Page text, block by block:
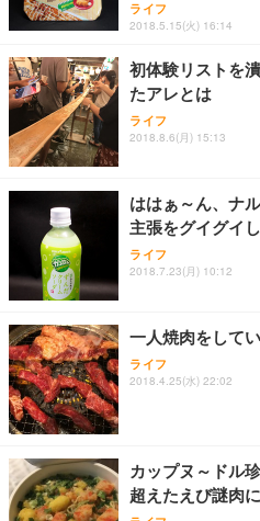
能 人間工学 椅子 腰
レスト 3Dヘッドレ
務用 おしゃれ パソ
Sezlife オフィスチ
ワーク チェア 強化
能 人間工学 椅子 腰
務用 おしゃれ パソ
ANDWINT オフィ
ッシュ 通気性 ラン
ス圧無段階昇降 360
￥49,979
【整備済み品】Dell
ー フルHD（
ort/VGA スピーカー
【MiniLED/
HOOTER Gaming
グモニター QD 24.5
￥1,800
Smart Basic(スマ
限定】 Smart Basic
超厚型 お徳用 ワイ
アイリスオーヤマ
ュラー 200枚入【
ライフ
2018.5.15(火) 16:14
初体験リストを
たアレとは
ライフ
2018.8.6(月) 15:13
ははぁ～ん、ナ
主張をグイグイ
ライフ
2018.7.23(月) 10:12
一人焼肉をして
ライフ
2018.4.25(水) 22:02
カップヌ～ドル
超えたえび謎肉